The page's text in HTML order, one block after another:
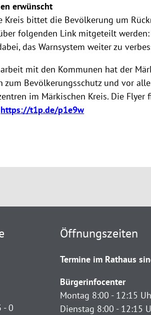
erwünscht
Kreis bittet die Bevölkerung um
folgenden Link mitgeteilt werden:
das Warnsystem weiter zu
mit den Kommunen hat der
zum Bevölkerungsschutz und vor
im Märkischen Kreis. Die
https://t1p.de/p1e9w
- 0
Öffnungszeiten
Termine im Rathaus
Bürgerinfocenter
Montag 8:00 - 12:15
Dienstag 8:00 - 12:15